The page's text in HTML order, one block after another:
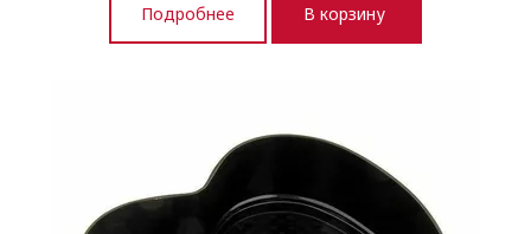
Подробнее В корзину